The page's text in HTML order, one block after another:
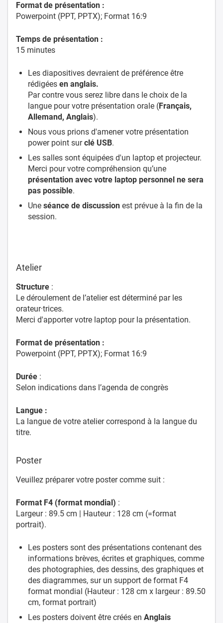
Format de présentation :
Powerpoint (PPT, PPTX); Format 16:9
Temps de présentation :
15 minutes
Les diapositives devraient de préférence être
rédigées en anglais.
Par contre vous serez libre dans le choix de la
langue pour votre présentation orale (Français,
Allemand, Anglais).
Nous vous prions d'amener votre présentation
power point surclé USB.
Les salles sont équipées d'un laptop et projecteur.
Merci pour votre compréhension qu’une
présentation avec votre laptop personnel ne sera
pas possible.
Une séance de discussion est prévue à la fin de la
session.
Atelier
Structure :
Le déroulement de l’atelier est déterminé par les
orateur·trices.
Merci d'apporter votre laptop pour la présentation.
Format de présentation :
Powerpoint (PPT, PPTX); Format 16:9
Durée :
Selon indications dans l’agenda de congrès
Langue :
La langue de votre atelier correspond à la langue du
titre.
Poster
Veuillez préparer votre poster comme suit :
Format F4 (format mondial) :
Largeur : 89.5 cm | Hauteur : 128 cm (=format
portrait).
Les posters sont des présentations contenant des
informations brèves, écrites et graphiques, comme
des photographies, des dessins, des graphiques et
des diagrammes, sur un support de format F4
format mondial (Hauteur : 128 cm x largeur : 89.50
cm, format portrait)
Les posters doivent être créés en Anglais